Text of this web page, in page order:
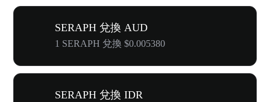
SERAPH 兌換 AUD
1 SERAPH 兌換 $0.005380
SERAPH 兌換 IDR